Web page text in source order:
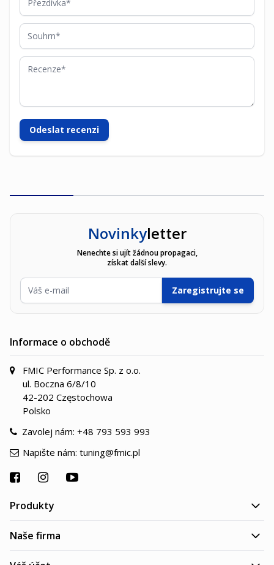
Souhrn
Recenze
Odeslat recenzi
Novinkyletter
Nenechte si ujít žádnou propagaci,
získat další slevy.
E-mailová adresa
Zaregistrujte se
Informace o obchodě
FMIC Performance Sp. z o.o.
ul. Boczna 6/8/10
42-202 Częstochowa
Polsko
Zavolej nám: +48 793 593 993
Napište nám: tuning@fmic.pl
Produkty
Naše firma